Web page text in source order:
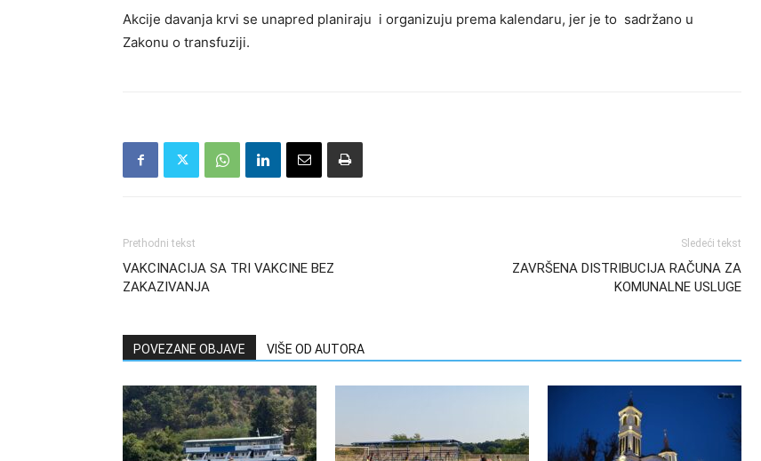
Akcije davanja krvi se unapred planiraju i organizuju prema kalendaru, jer je to sadržano u
Zakonu o transfuziji.
Prethodni tekst
VAKCINACIJA SA TRI VAKCINE BEZ
ZAKAZIVANJA
Sledeći tekst
ZAVRŠENA DISTRIBUCIJA RAČUNA ZA
KOMUNALNE USLUGE
POVEZANE OBJAVE VIŠE OD AUTORA